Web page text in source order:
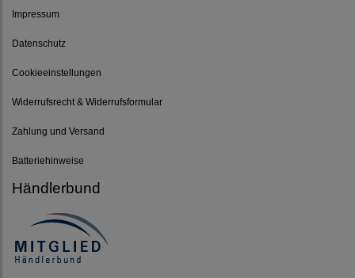
Impressum
Datenschutz
Cookieeinstellungen
Widerrufsrecht & Widerrufsformular
Zahlung und Versand
Batteriehinweise
Händlerbund